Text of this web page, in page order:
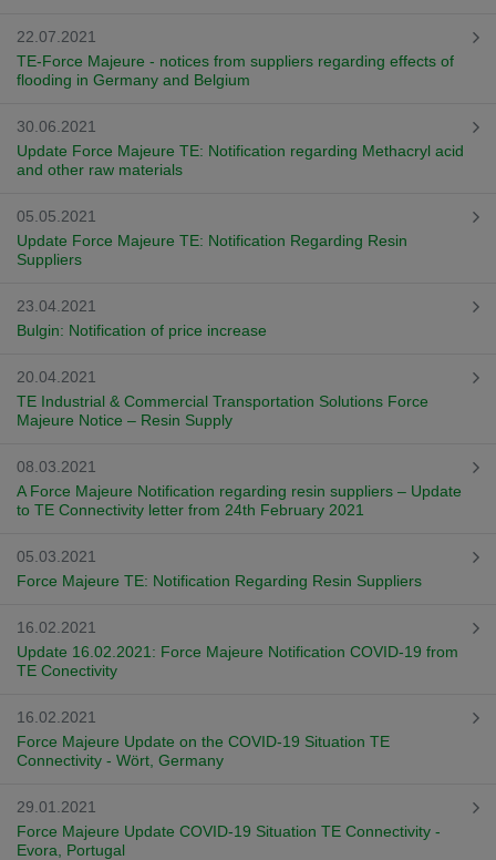
22.07.2021
TE-Force Majeure - notices from suppliers regarding effects of
flooding in Germany and Belgium
30.06.2021
Update Force Majeure TE: Notification regarding Methacryl acid
and other raw materials
05.05.2021
Update Force Majeure TE: Notification Regarding Resin
Suppliers
23.04.2021
Bulgin: Notification of price increase
20.04.2021
TE Industrial & Commercial Transportation Solutions Force
Majeure Notice – Resin Supply
08.03.2021
A Force Majeure Notification regarding resin suppliers – Update
to TE Connectivity letter from 24th February 2021
05.03.2021
Force Majeure TE: Notification Regarding Resin Suppliers
16.02.2021
Update 16.02.2021: Force Majeure Notification COVID-19 from
TE Conectivity
16.02.2021
Force Majeure Update on the COVID-19 Situation TE
Connectivity - Wört, Germany
29.01.2021
Force Majeure Update COVID-19 Situation TE Connectivity -
Evora, Portugal